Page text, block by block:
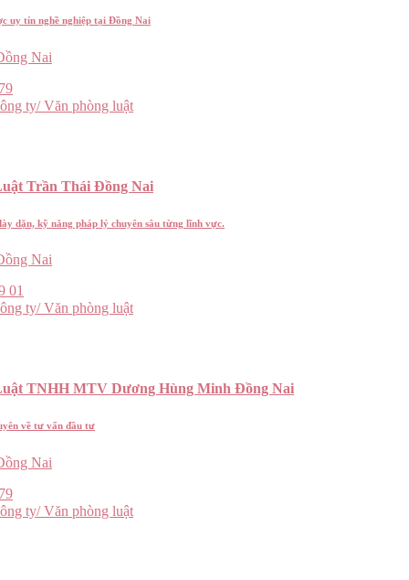
uy tín nghề nghiệp tại Đồng Nai
Nai
ty/ Văn phòng luật
Trần Thái Đồng Nai
dặn, kỹ năng pháp lý chuyên sâu từng lĩnh vực.
Nai
01
ty/ Văn phòng luật
TNHH MTV Dương Hùng Minh Đồng Nai
về tư vấn đầu tư
Nai
ty/ Văn phòng luật